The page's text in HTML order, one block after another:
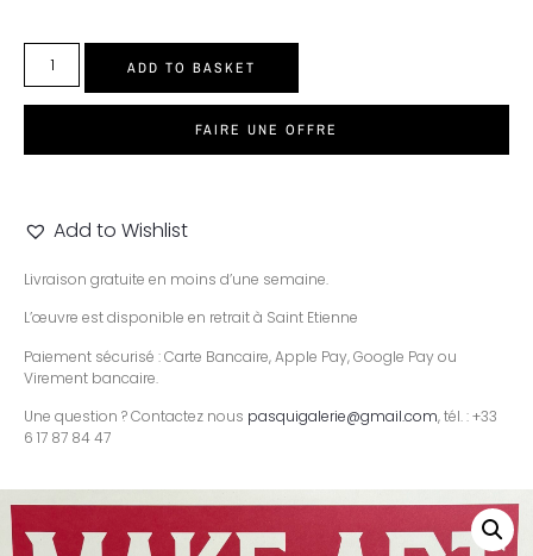
ADD TO BASKET
FAIRE UNE OFFRE
Add to Wishlist
Livraison gratuite en moins d’une semaine.
L’œuvre est disponible en retrait à Saint Etienne
Paiement sécurisé : Carte Bancaire, Apple Pay, Google Pay ou
Virement bancaire.
Une question ? Contactez nous pasquigalerie@gmail.com, tél. : +33
6 17 87 84 47